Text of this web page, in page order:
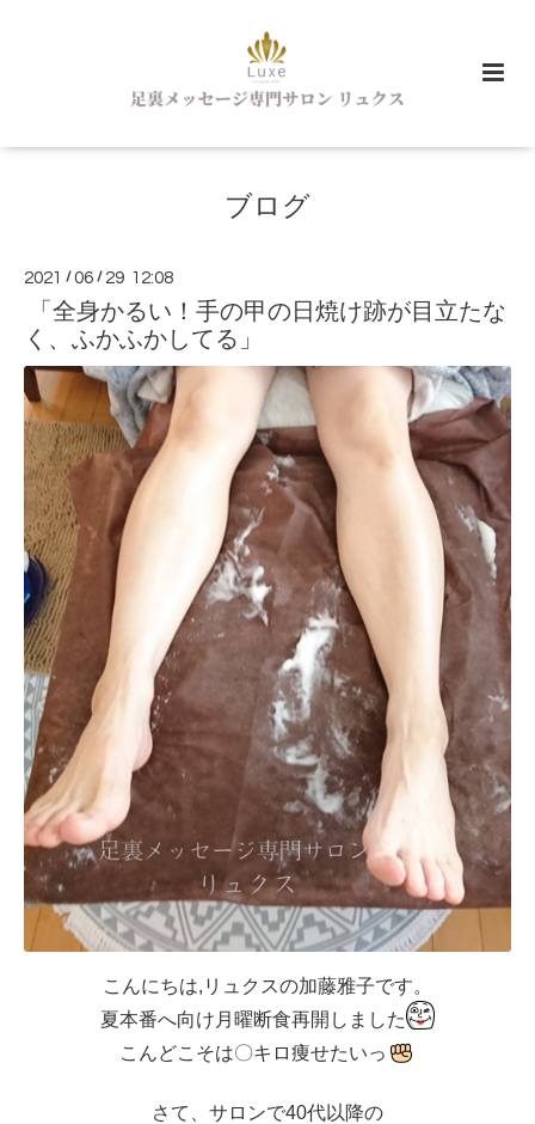
ブログ
2021 /06 / 29 12:08
「全身かるい！手の甲の日焼け跡が目立たな
く、ふかふかしてる」
こんにちは,リュクスの加藤雅子です。
夏本番へ向け月曜断食再開しました
こんどこそは〇キロ痩せたいっ
さて、サロンで40代以降の